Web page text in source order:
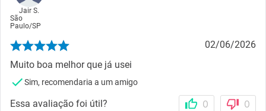
Jair S.
São
Paulo/SP
02/06/2026
Muito boa melhor que já usei
Sim, recomendaria a um amigo
Essa avaliação foi útil? 0 0